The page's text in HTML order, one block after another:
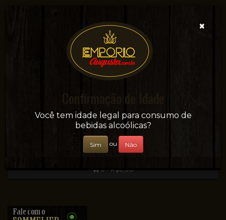
Sua conveniência e adega on-line!
0 - R$0,00
×
Confirmação de Idade
Você tem idade legal para consumo de
bebidas alcoólicas?
Sim ou Não